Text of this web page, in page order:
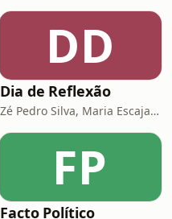
DD
Dia de Reflexão
Zé Pedro Silva, Maria Escaja, João Maria Jonet e Madalena Freire
FP
Facto Político